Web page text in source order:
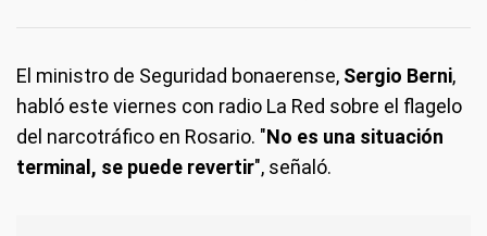
El ministro de Seguridad bonaerense, Sergio Berni,
habló este viernes con radio La Red sobre el flagelo
del narcotráfico en Rosario. "No es una situación
terminal, se puede revertir", señaló.